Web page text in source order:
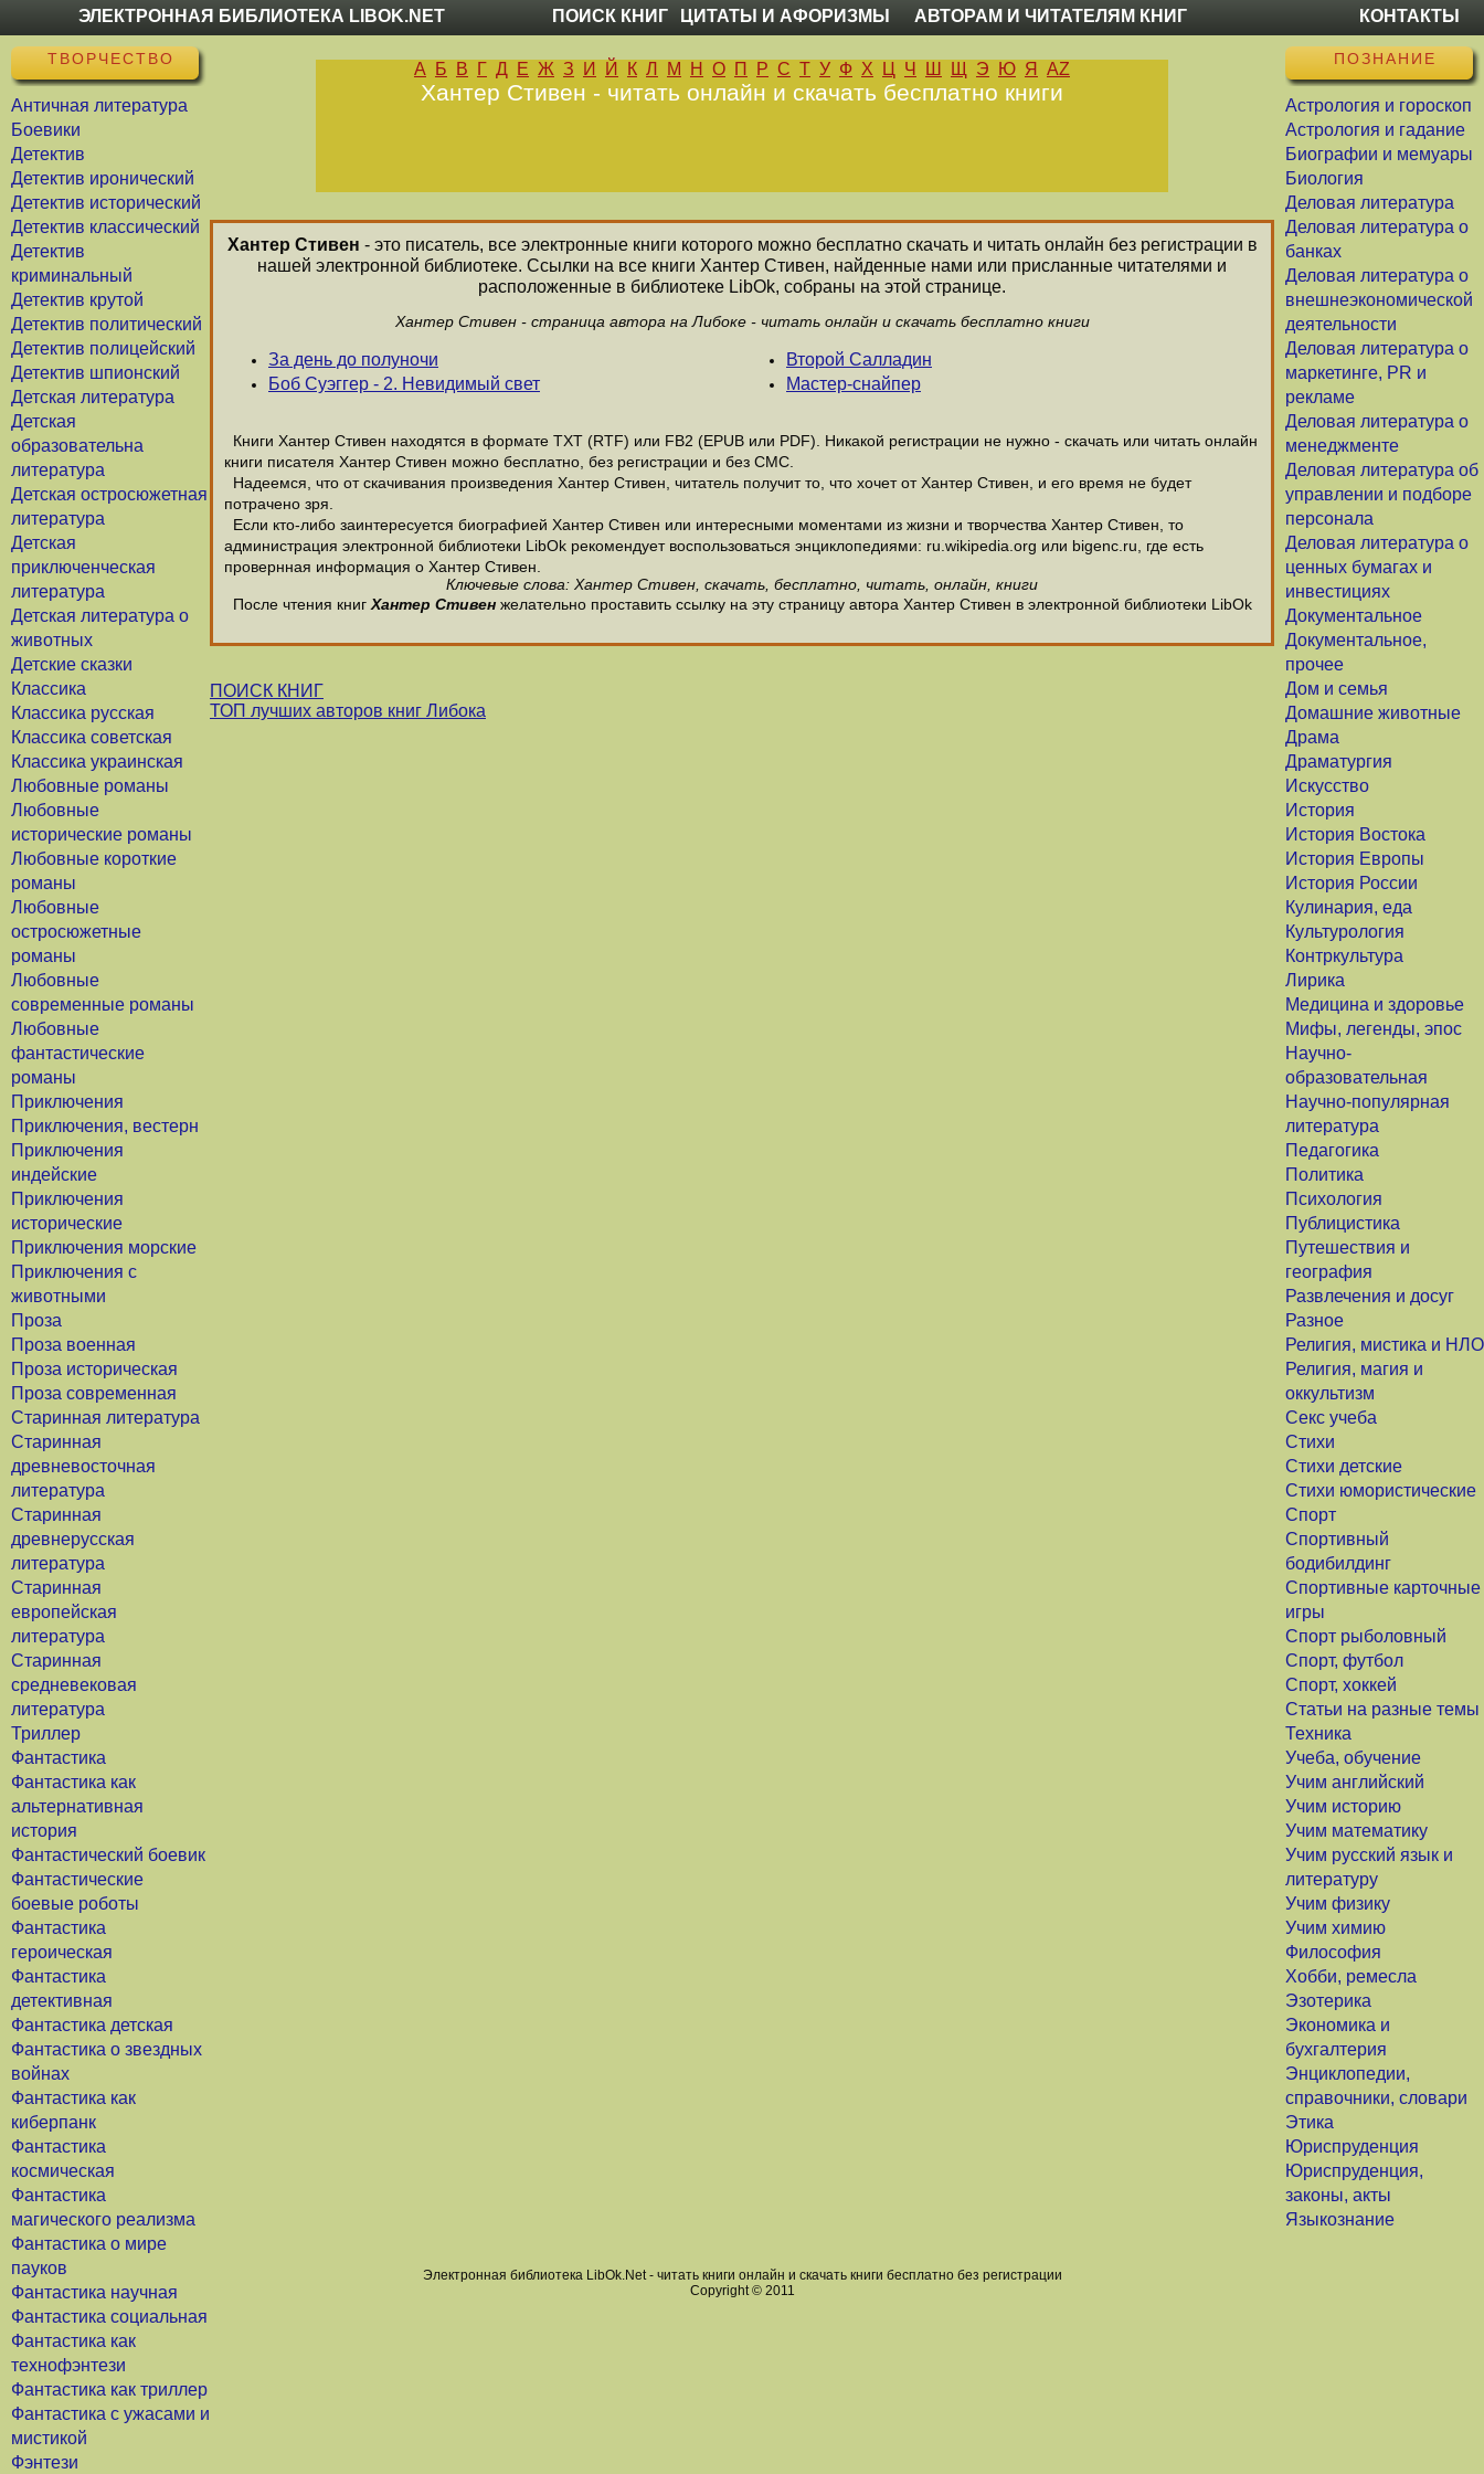
ЭЛЕКТРОННАЯ БИБЛИОТЕКА LIBOK.NET ПОИСК КНИГ ЦИТАТЫ И АФОРИЗМЫ АВТОРАМ И ЧИТАТЕЛЯМ КНИГ КОНТАКТЫ
ТВОРЧЕСТВО
Античная литература
Боевики
Детектив
Детектив иронический
Детектив исторический
Детектив классический
Детектив
криминальный
Детектив крутой
Детектив политический
Детектив полицейский
Детектив шпионский
Детская литература
Детская
образовательна
литература
Детская остросюжетная
литература
Детская
приключенческая
литература
Детская литература о
животных
Детские сказки
Классика
Классика русская
Классика советская
Классика украинская
Любовные романы
Любовные
исторические романы
Любовные короткие
романы
Любовные
остросюжетные
романы
Любовные
современные романы
Любовные
фантастические
романы
Приключения
Приключения, вестерн
Приключения
индейские
Приключения
исторические
Приключения морские
Приключения с
животными
Проза
Проза военная
Проза историческая
Проза современная
Старинная литература
Старинная
древневосточная
литература
Старинная
древнерусская
литература
Старинная
европейская
литература
Старинная
средневековая
литература
Триллер
Фантастика
Фантастика как
альтернативная
история
Фантастический боевик
Фантастические
боевые роботы
Фантастика
героическая
Фантастика
детективная
Фантастика детская
Фантастика о звездных
войнах
Фантастика как
киберпанк
Фантастика
космическая
Фантастика
магического реализма
Фантастика о мире
пауков
Фантастика научная
Фантастика социальная
Фантастика как
технофэнтези
Фантастика как триллер
Фантастика с ужасами и
мистикой
Фэнтези
ПОЗНАНИЕ
Астрология и гороскоп
Астрология и гадание
Биографии и мемуары
Биология
Деловая литература
Деловая литература о
банках
Деловая литература о
внешнеэкономической
деятельности
Деловая литература о
маркетинге, PR и
рекламе
Деловая литература о
менеджменте
Деловая литература об
управлении и подборе
персонала
Деловая литература о
ценных бумагах и
инвестициях
Документальное
Документальное,
прочее
Дом и семья
Домашние животные
Драма
Драматургия
Искусство
История
История Востока
История Европы
История России
Кулинария, еда
Культурология
Контркультура
Лирика
Медицина и здоровье
Мифы, легенды, эпос
Научно-
образовательная
Научно-популярная
литература
Педагогика
Политика
Психология
Публицистика
Путешествия и
география
Развлечения и досуг
Разное
Религия, мистика и НЛО
Религия, магия и
оккультизм
Секс учеба
Стихи
Стихи детские
Стихи юмористические
Спорт
Спортивный
бодибилдинг
Спортивные карточные
игры
Спорт рыболовный
Спорт, футбол
Спорт, хоккей
Статьи на разные темы
Техника
Учеба, обучение
Учим английский
Учим историю
Учим математику
Учим русский язык и
литературу
Учим физику
Учим химию
Философия
Хобби, ремесла
Эзотерика
Экономика и
бухгалтерия
Энциклопедии,
справочники, словари
Этика
Юриспруденция
Юриспруденция,
законы, акты
Языкознание
А Б В Г Д Е Ж З И Й К Л М Н О П Р С Т У Ф Х Ц Ч Ш Щ Э Ю Я AZ
Хантер Стивен - читать онлайн и скачать бесплатно книги
Хантер Стивен - это писатель, все электронные книги которого можно бесплатно скачать и читать онлайн без регистрации в
нашей электронной библиотеке. Ссылки на все книги Хантер Стивен, найденные нами или присланные читателями и
расположенные в библиотеке LibOk, собраны на этой странице.
Хантер Стивен - страница автора на Либоке - читать онлайн и скачать бесплатно книги
За день до полуночи
Боб Суэггер - 2. Невидимый свет
Второй Салладин
Мастер-снайпер
Книги Хантер Стивен находятся в формате ТХТ (RTF) или FB2 (EPUB или PDF). Никакой регистрации не нужно - скачать или читать онлайн
книги писателя Хантер Стивен можно бесплатно, без регистрации и без СМС.
Надеемся, что от скачивания произведения Хантер Стивен, читатель получит то, что хочет от Хантер Стивен, и его время не будет
потрачено зря.
Если кто-либо заинтересуется биографией Хантер Стивен или интересными моментами из жизни и творчества Хантер Стивен, то
администрация электронной библиотеки LibOk рекомендует воспользоваться энциклопедиями: ru.wikipedia.org или bigenc.ru, где есть
провернная информация о Хантер Стивен.
Ключевые слова: Хантер Стивен, скачать, бесплатно, читать, онлайн, книги
После чтения книгХантер Стивен желательно проставить ссылку на эту страницу автора Хантер Стивен в электронной библиотеки LibOk
ПОИСК КНИГ
ТОП лучших авторов книг Либока
Электронная библиотека LibOk.Net - читать книги онлайн и скачать книги бесплатно без регистрации
Copyright © 2011